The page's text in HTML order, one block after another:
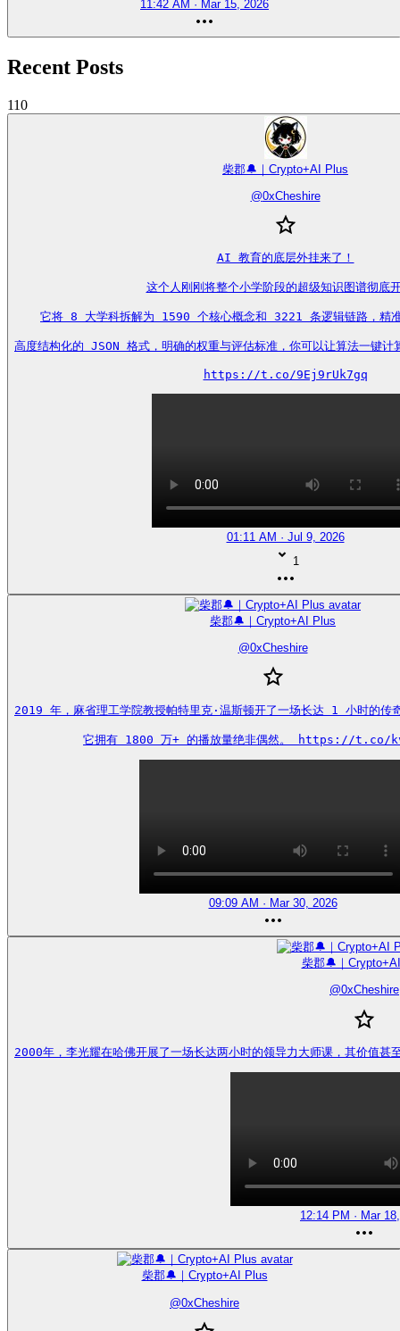
11:42 AM · Mar 15, 2026
Recent Posts
110
柴郡🔔｜Crypto+AI Plus
@0xCheshire
AI 教育的底层外挂来了！
这个人刚刚将整个小学阶段的超级知识图谱彻底
它将 8 大学科拆解为 1590 个核心概念和 3221 条逻辑链路，精准
高度结构化的 JSON 格式，明确的权重与评估标准，你可以让算法一键计
https://t.co/9Ej9rUk7gq
01:11 AM · Jul 9, 2026
1
柴郡🔔｜Crypto+AI Plus
@0xCheshire
2019 年，麻省理工学院教授帕特里克·温斯顿开了一场长达 1 小时的传
它拥有 1800 万+ 的播放量绝非偶然。 https://t.co/
09:09 AM · Mar 30, 2026
柴郡🔔｜
@0xCheshire
2000年，李光耀在哈佛开展了一场长达两小时的领导力大师课，其
12:14 PM · Mar
柴郡🔔｜Crypto+AI Plus
@0xCheshire